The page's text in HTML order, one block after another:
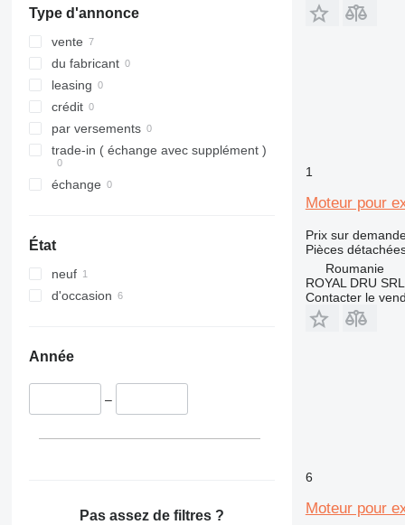
316
317
318
320
321
322
323
325
336
340
350
365
422
Type d'annonce
vente
du fabricant
leasing
crédit
par versements
trade-in ( échange avec supplément )
échange
État
neuf
d'occasion
Année
–
Pas assez de filtres ?
1
Moteur pour
Prix sur
Pièces
Roumanie
ROYAL DRU SRL
Contacter le
6
Moteur pour